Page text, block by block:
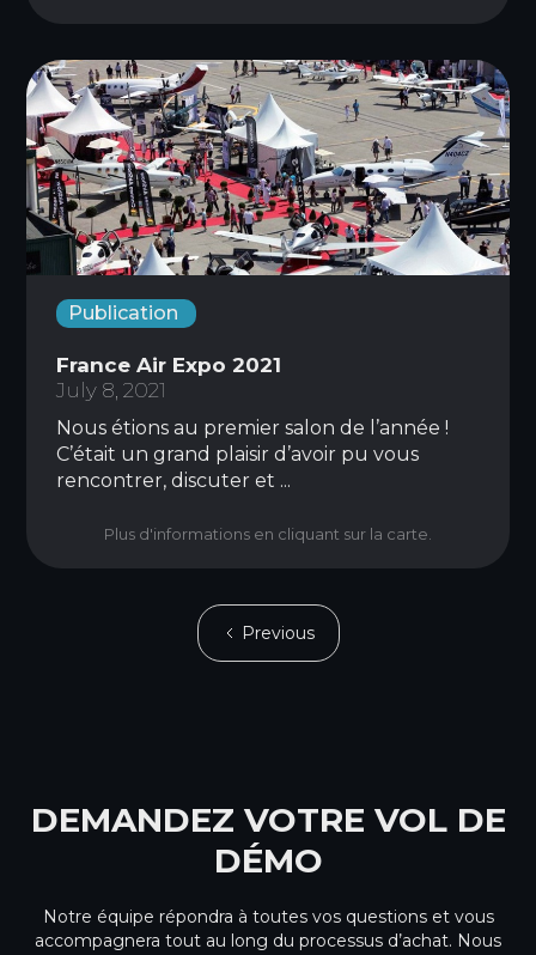
Publication
France Air Expo 2021
July 8, 2021
Nous étions au premier salon de l’année !
C’était un grand plaisir d’avoir pu vous
rencontrer, discuter et ...
Plus d'informations en cliquant sur la carte.
Previous
DEMANDEZ VOTRE VOL DE
DÉMO
Notre équipe répondra à toutes vos questions et vous
accompagnera tout au long du processus d’achat. Nous